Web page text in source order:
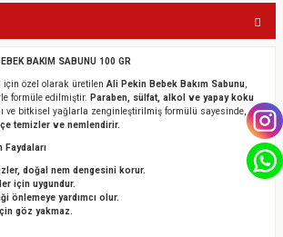
BAKIM SABUNU 100 GR
özel olarak üretilen Ali Pekin Bebek Bakım Sabunu
formüle edilmiştir.
Paraben, sülfat, alkol ve yapay koku
ve bitkisel yağlarla zenginleştirilmiş formülü sayesinde,
temizler ve nemlendirir.
Faydaları
doğal nem dengesini korur.
için uygundur.
önlemeye yardımcı olur.
göz yakmaz.